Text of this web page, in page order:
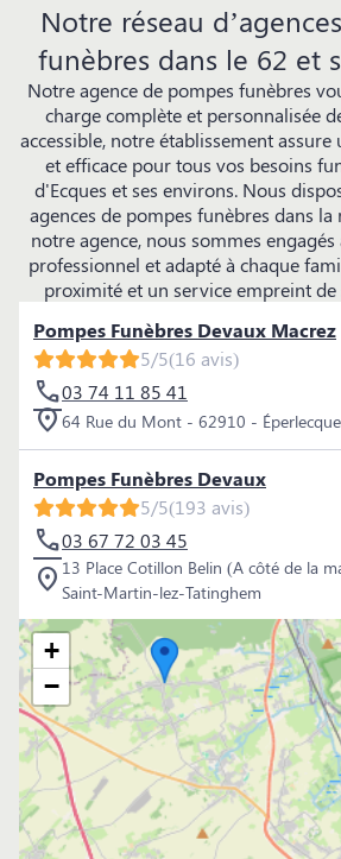
Notre réseau
funèbres dans le 62 et
Notre agence de pompes funèbres
charge complète et personnalisée
accessible, notre établissement assure
et efficace pour tous vos besoins
d'Ecques et ses environs. Nous
agences de pompes funèbres dans
notre agence, nous sommes
professionnel et adapté à chaque
proximité et un service empreint de
Pompes Funèbres Devaux Macrez
5/5(16 avis)
03 74 11 85 41
64 Rue du Mont - 62910 -
Pompes Funèbres Devaux
5/5(193 avis)
03 67 72 03 45
13 Place Cotillon Belin (A côté de la
Saint-Martin-lez-Tatinghem
+
−